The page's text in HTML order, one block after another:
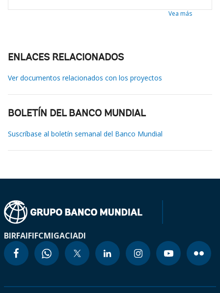
Vea más
ENLACES RELACIONADOS
Ver documentos relacionados con los proyectos
BOLETÍN DEL BANCO MUNDIAL
Suscríbase al boletín semanal del Banco Mundial
BIRFAIFIFCMIGACIADI